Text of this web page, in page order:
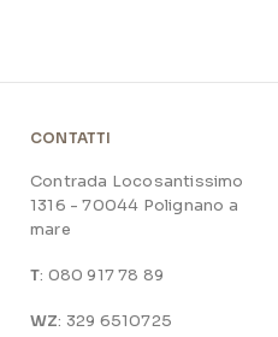
CONTATTI
Contrada Locosantissimo
1316 - 70044 Polignano a
mare
T: 080 917 78 89
WZ: 329 6510725